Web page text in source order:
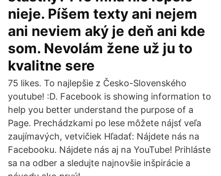
nieje. Píšem texty ani nejem
ani neviem aký je deň ani kde
som. Nevolám žene už ju to
kvalitne sere
75 likes. To najlepšie z Česko-Slovenského
youtube! :D. Facebook is showing information to
help you better understand the purpose of a
Page. Prechádzkami po lese môžete nájsť veľa
zaujímavých, vetvičiek Hľadať: Nájdete nás na
Facebooku. Nájdete nás aj na YouTube! Prihláste
sa na odber a sledujte najnovšie inšpirácie a